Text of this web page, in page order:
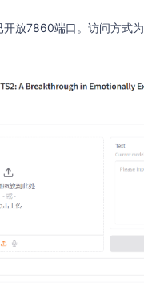
开放7860端口。访问方式为